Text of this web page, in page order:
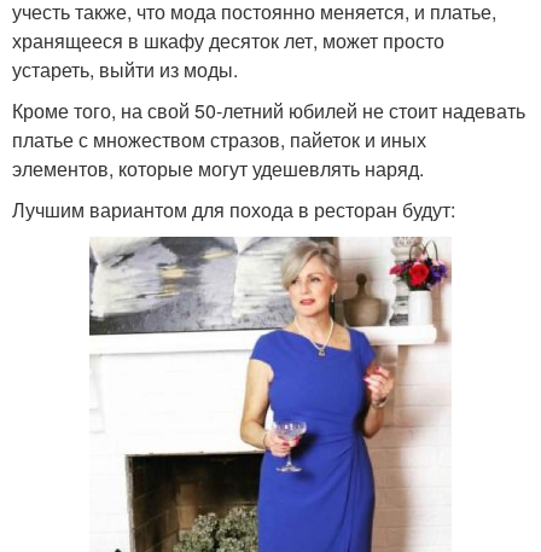
учесть также, что мода постоянно меняется, и платье,
хранящееся в шкафу десяток лет, может просто
устареть, выйти из моды.
Кроме того, на свой 50-летний юбилей не стоит надевать
платье с множеством стразов, пайеток и иных
элементов, которые могут удешевлять наряд.
Лучшим вариантом для похода в ресторан будут: